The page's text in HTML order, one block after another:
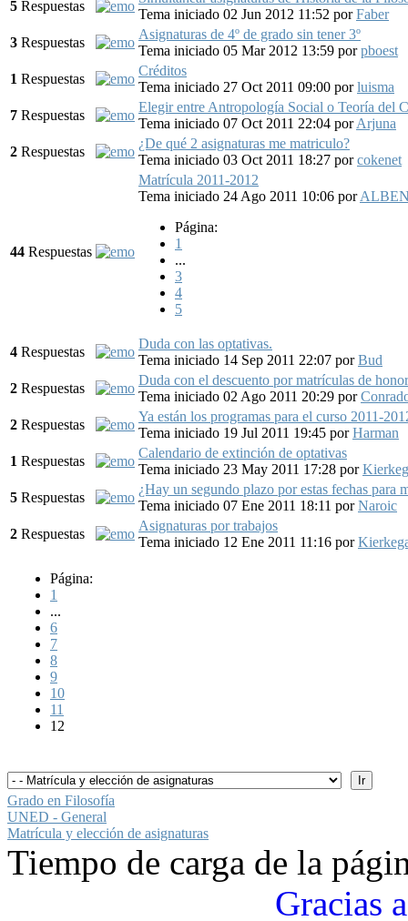
5 Respuestas
Tema iniciado 02 Jun 2012 11:52 porFaber
3 Respuestas
Asignaturas de 4º de grado sin tener 3º
Tema iniciado 05 Mar 2012 13:59 porpboest
1 Respuestas
Créditos
Tema iniciado 27 Oct 2011 09:00 porluisma
7 Respuestas
Elegir entre Antropología Social o Teoría del
Tema iniciado 07 Oct 2011 22:04 porArjuna
2 Respuestas
¿De qué 2 asignaturas me matriculo?
Tema iniciado 03 Oct 2011 18:27 porcokenet
44 Respuestas
Matrícula 2011-2012
Tema iniciado 24 Ago 2011 10:06 por
Página:
1
...
3
4
5
4 Respuestas
Duda con las optativas.
Tema iniciado 14 Sep 2011 22:07 porBud
2 Respuestas
Duda con el descuento por matrículas de honor
Tema iniciado 02 Ago 2011 20:29 por
2 Respuestas
Ya están los programas para el curso 2011-
Tema iniciado 19 Jul 2011 19:45 porHarman
1 Respuestas
Calendario de extinción de optativas
Tema iniciado 23 May 2011 17:28 por
5 Respuestas
¿Hay un segundo plazo por estas fechas para
Tema iniciado 07 Ene 2011 18:11 porNaroic
2 Respuestas
Asignaturas por trabajos
Tema iniciado 12 Ene 2011 11:16 por
Página:
1
...
6
7
8
9
10
11
12
Grado en Filosofía
UNED - General
Matrícula y elección de asignaturas
Tiempo de carga de la
Gracias a